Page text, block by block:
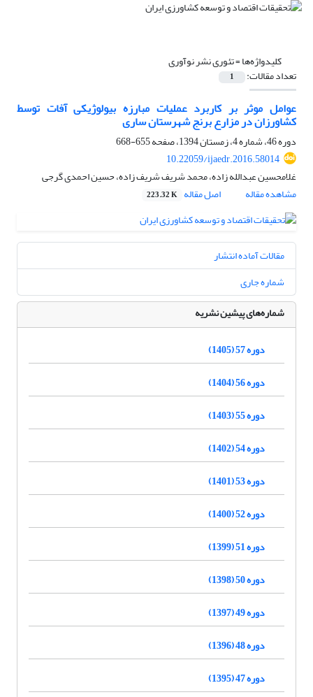
کلیدواژه‌ها =تئوری نشر نوآوری
تعداد مقالات: 1
عوامل موثر بر کاربرد عملیات مبارزه بیولوژیکی آفات توسط
کشاورزان در مزارع برنج شهرستان ساری
دوره 46، شماره 4، زمستان 1394، صفحه
655-668
10.22059/ijaedr.2016.58014
غلامحسین عبدالله زاده، محمد شریف شریف زاده، حسین احمدی گرجی
مشاهده مقاله
اصل مقاله 223.32 K
مقالات آماده انتشار
شماره جاری
شماره‌های پیشین نشریه
دوره 57 (1405)
دوره 56 (1404)
دوره 55 (1403)
دوره 54 (1402)
دوره 53 (1401)
دوره 52 (1400)
دوره 51 (1399)
دوره 50 (1398)
دوره 49 (1397)
دوره 48 (1396)
دوره 47 (1395)